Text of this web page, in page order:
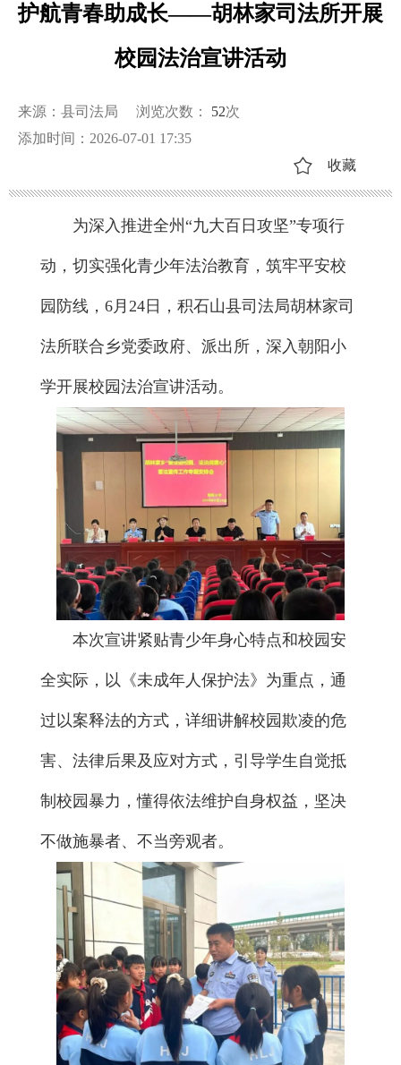
护航青春助成长——胡林家司法所开展
校园法治宣讲活动
来源：县司法局 浏览次数： 52次
添加时间：2026-07-01 17:35
收藏
为深入推进全州“九大百日攻坚”专项行
动，切实强化青少年法治教育，筑牢平安校
园防线，6月24日，积石山县司法局胡林家司
法所联合乡党委政府、派出所，深入朝阳小
学开展校园法治宣讲活动。
本次宣讲紧贴青少年身心特点和校园安
全实际，以《未成年人保护法》为重点，通
过以案释法的方式，详细讲解校园欺凌的危
害、法律后果及应对方式，引导学生自觉抵
制校园暴力，懂得依法维护自身权益，坚决
不做施暴者、不当旁观者。